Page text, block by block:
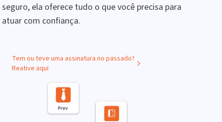
seguro, ela oferece tudo o que você precisa para
atuar com confiança.
Tem ou teve uma assinatura no passado?
Reative aqui